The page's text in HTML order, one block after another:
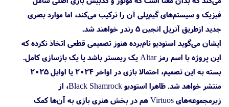
فیزیک و سیستم‌های گیم‌پلی آن را ترکیب می‌کند، اما موارد بصری
جدید ازطریق آنریل انجین ۵ رندر خواهند شد.
ایشان می‌گوید استودیو نام‌برده هنوز تصمیمی قطعی اتخاذ نکرده که
این پروژه با اسم رمز Altar یک ریمستر باشد یا یک بازسازی کامل.
بسته به این تصمیم، احتمالا بازی در اواخر ۲۰۲۴ یا اوایل ۲۰۲۵
منتشر خواهد شد. ظاهرا استودیو Black Shamrock، از
زیرمجموعه‌های Virtuos هم در بخش هنری بازی به آن‌ها کمک